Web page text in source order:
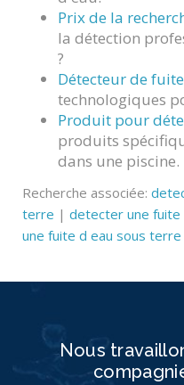
Prix de la
la détection
?
Détecteur de
technologiques
Produit pour
produits
dans une piscine.
Recherche associée:
terre | detecter une
une fuite d eau sous terre
Nous